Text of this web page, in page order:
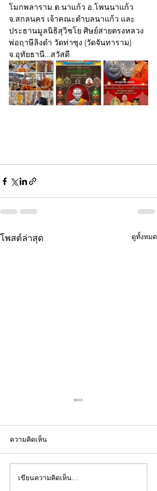
โมกพลาราม ต.นาแก้ว อ.โพนนาแก้ว
จ.สกลนคร เจ้าคณะตำบลนาแก้ว และ
ประธานมูลนิธิสุวิชโย ศิษย์สายตรงหลวง
พ่อฤาษีลิงดำ วัดท่าซุง (วัดจันทาราม)
จ.อุทัยธานี...สวัสดี
โพสต์ล่าสุด ดูทั้งหมด
คอลัมน์"จับชีพจรวงการ
ความคิดเห็น
เขียนความคิดเห็น…